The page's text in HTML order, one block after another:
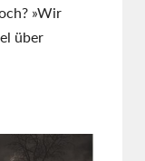
»Wir
über